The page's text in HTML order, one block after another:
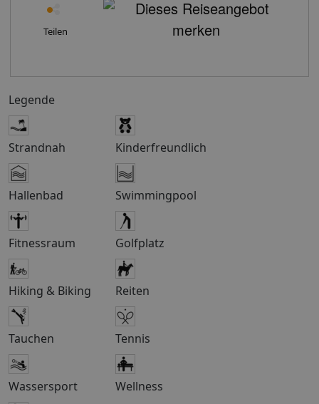
Unterhaltungsprogramm wird nur vom 22.06. -
03.09.2019 angeboten.Der Miniclub ist nur im Juli und
Restaurants etc. saisonabhängig teilweise oder gänzlich
geschlossen sein können.Die französischen Betten sind
140x190cm groß. Hotelkategorie: 4 Sport: Wassersport:
Wassergymnastik (inklusive)Ballsport: Fußball
(inklusive); Volleyball (inklusive)sonstiges
Unterhaltung: TagesanimationAbendunterhaltung
Eingeschränkte Mobilität Bitte beachten Sie, dass
unsere Pauschalreisen im Allgemeinen nicht für
Personen mit eingeschränkter Mobilität geeignet sind,
sofern die Produktbeschreibung hierzu keine
abweichenden Angaben enthält.Gerne lassen wir Ihnen
aber auf Verlangen genauere Informationen über eine
solche Eignung unter Berücksichtigung Ihrer
Bedürfnisse zukommen.
Teilen
Legende
Strandnah Kinderfreundlich
Hallenbad Swimmingpool
Fitnessraum Golfplatz
Hiking & Biking Reiten
Tauchen Tennis
Wassersport Wellness